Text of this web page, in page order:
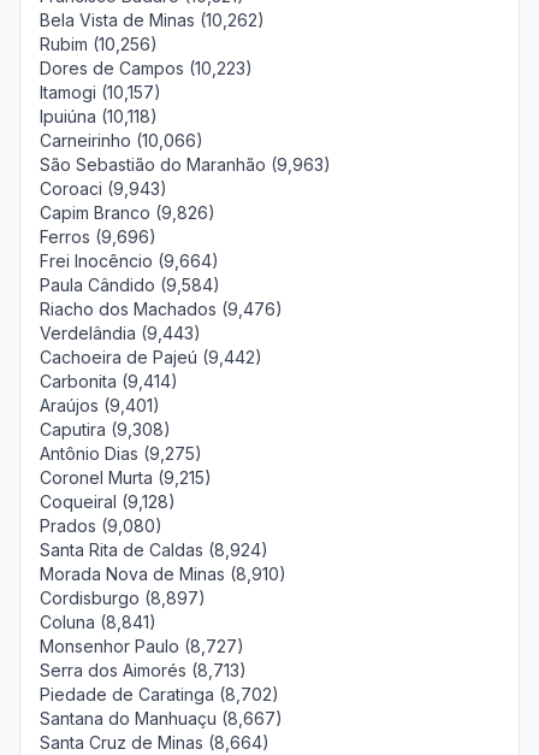
Bela Vista de Minas (10,262)
Rubim (10,256)
Dores de Campos (10,223)
Itamogi (10,157)
Ipuiúna (10,118)
Carneirinho (10,066)
São Sebastião do Maranhão (9,963)
Coroaci (9,943)
Capim Branco (9,826)
Ferros (9,696)
Frei Inocêncio (9,664)
Paula Cândido (9,584)
Riacho dos Machados (9,476)
Verdelândia (9,443)
Cachoeira de Pajeú (9,442)
Carbonita (9,414)
Araújos (9,401)
Caputira (9,308)
Antônio Dias (9,275)
Coronel Murta (9,215)
Coqueiral (9,128)
Prados (9,080)
Santa Rita de Caldas (8,924)
Morada Nova de Minas (8,910)
Cordisburgo (8,897)
Coluna (8,841)
Monsenhor Paulo (8,727)
Serra dos Aimorés (8,713)
Piedade de Caratinga (8,702)
Santana do Manhuaçu (8,667)
Santa Cruz de Minas (8,664)